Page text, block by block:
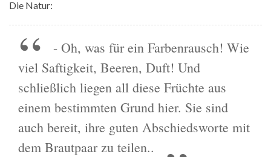
Die Natur:
- Oh, was für ein Farbenrausch! Wie
viel Saftigkeit, Beeren, Duft! Und
schließlich liegen all diese Früchte aus
einem bestimmten Grund hier. Sie sind
auch bereit, ihre guten Abschiedsworte mit
dem Brautpaar zu teilen..